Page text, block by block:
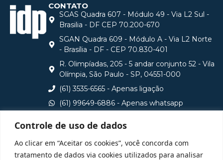
Controle de uso de dados
Ao clicar em “Aceitar os cookies”, você concorda com
tratamento de dados via cookies utilizados para analisar
CONTATO
SGAS Quadra 607 - Módulo 49 - Via L2 Sul -
Brasilia - DF CEP 70.200-670
SGAN Quadra 609 - Módulo A - Via L2 Norte
- Brasília - DF - CEP 70.830-401
R. Olimpíadas, 205 - 5 andar conjunto 52 - Vila
Olímpia, São Paulo - SP, 04551-000
(61) 3535-6565 - Apenas ligação
(61) 99649-6886 - Apenas whatsapp
Consulte aqui o cadastro da Instituição no Sistema e-
MEC